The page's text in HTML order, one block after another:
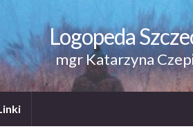
Logopeda
mgr Katarzyna